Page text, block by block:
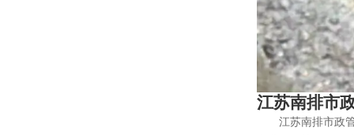
江苏南排市
江苏南排市政